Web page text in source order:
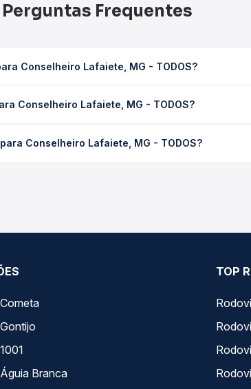
Perguntas Frequentes
Conselheiro Lafaiete, MG - TODOS?
Passagem você consulta os horários
Conselheiro Lafaiete, MG - TODOS?
Passagem você compara os preços de todas as
Conselheiro Lafaiete, MG - TODOS?
Branca
TOP